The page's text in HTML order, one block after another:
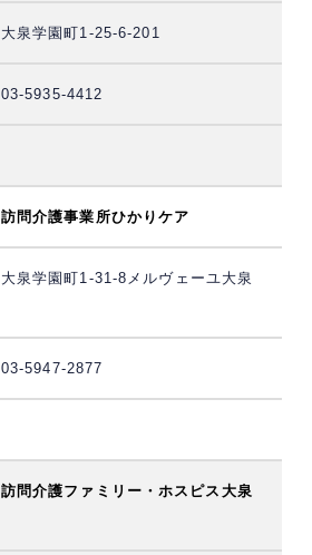
大泉学園町1-25-6-201
03-5935-4412
訪問介護事業所ひかりケア
大泉学園町1-31-8メルヴェーユ大泉
03-5947-2877
訪問介護ファミリー・ホスピス大泉